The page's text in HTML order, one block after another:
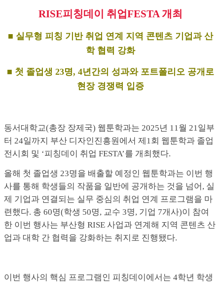
RISE피칭데이 취업FESTA개최
■ 실무형 피칭 기반 취업 연계 지역 콘텐츠 기업과 산
학 협력 강화
■ 첫 졸업생 23명, 4년간의 성과와 포트폴리오 공개로
현장 경쟁력 입증
동서대학교(총장 장제국) 웹툰학과는 2025년 11월 21일부
터 24일까지 부산 디자인진흥원에서 제1회 웹툰학과 졸업
전시회 및 ‘피칭데이 취업 FESTA’를 개최했다.
올해 첫 졸업생 23명을 배출할 예정인 웹툰학과는 이번 행
사를 통해 학생들의 작품을 일반에 공개하는 것을 넘어, 실
제 기업과 연결되는 실무 중심의 취업 연계 프로그램을 마
련했다. 총 60명(학생 50명, 교수 3명, 기업 7개사)이 참여
한 이번 행사는 부산형 RISE 사업과 연계해 지역 콘텐츠 산
업과 대학 간 협력을 강화하는 취지로 진행됐다.
이번 행사의 핵심 프로그램인 피칭데이에서는 4학년 학생